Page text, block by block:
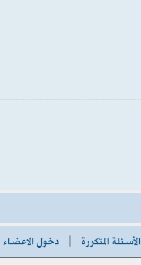
الأسئلة المتكررة | دخول الاعضاء